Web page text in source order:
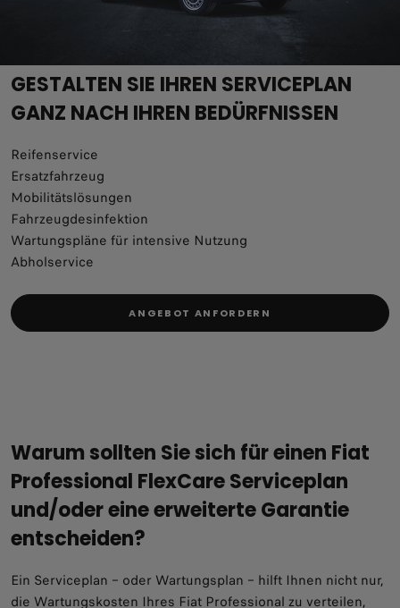
GESTALTEN SIE IHREN SERVICEPLAN
GANZ NACH IHREN BEDÜRFNISSEN
Reifenservice
Ersatzfahrzeug
Mobilitätslösungen
Fahrzeugdesinfektion
Wartungspläne für intensive Nutzung
Abholservice
ANGEBOT ANFORDERN
Warum sollten Sie sich für einen Fiat
Professional FlexCare Serviceplan
und/oder eine erweiterte Garantie
entscheiden?
Ein Serviceplan – oder Wartungsplan – hilft Ihnen nicht nur,
die Wartungskosten Ihres Fiat Professional zu verteilen,